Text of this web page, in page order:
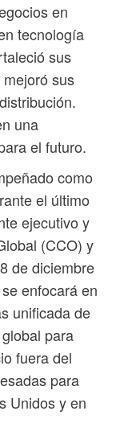
en
tecnología
sus
sus
una
el futuro.
como
el último
ejecutivo y
(CCO) y
de diciembre
enfocará en
unificada de
para
fuera del
para
Unidos y en